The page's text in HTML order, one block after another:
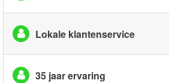
Lokale klantenservice
35 jaar ervaring